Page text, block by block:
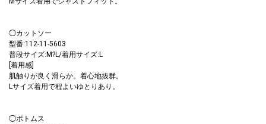
◯カットソー
型番:112-11-5603
普段サイズ:M?L/着用サイズ:L
[着用感]
肌触りが良く滑らか。着心地抜群。
Lサイズ着用で程よいゆとりあり。
◯ボトムス